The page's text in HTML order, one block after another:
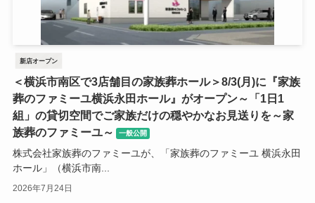
新店オープン
＜横浜市南区で3店舗目の家族葬ホール＞8/3(月)に『家族
葬のファミーユ横浜永田ホール』がオープン～「1日1
組」の貸切空間でご家族だけの穏やかなお見送りを～家
族葬のファミーユ～
一般公開
株式会社家族葬のファミーユが、「家族葬のファミーユ 横浜永田
ホール」（横浜市南...
2026年7月24日